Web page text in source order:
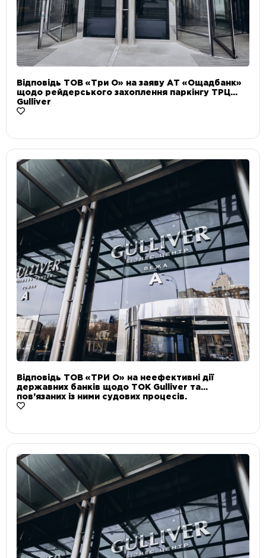
Відповідь ТОВ «Три О» на заяву АТ «Ощадбанк»
щодо рейдерського захоплення паркінгу ТРЦ
Gulliver
Відповідь ТОВ «ТРИ О» на неефективні дії
державних банків щодо ТОК Gulliver та
пов’язаних із ними судових процесів.